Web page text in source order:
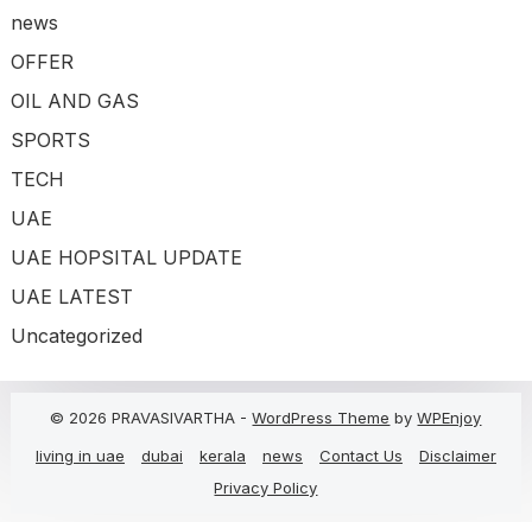
news
OFFER
OIL AND GAS
SPORTS
TECH
UAE
UAE HOPSITAL UPDATE
UAE LATEST
Uncategorized
© 2026 PRAVASIVARTHA -WordPress Theme byWPEnjoy
living in uae
dubai kerala news Contact Us
Disclaimer
Privacy Policy